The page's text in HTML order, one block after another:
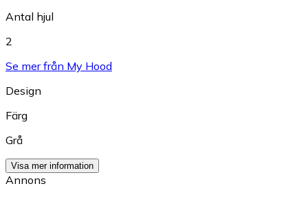
Antal hjul
2
Se mer från My Hood
Design
Färg
Grå
Visa mer information
Annons